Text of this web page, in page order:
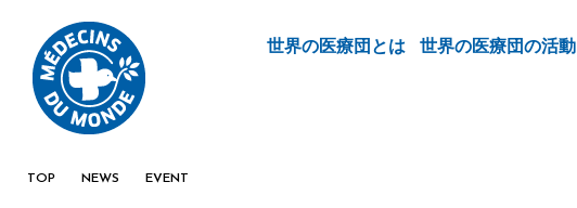
世界の医療団とは 世界の医療団の活動
TOP NEWS EVENT